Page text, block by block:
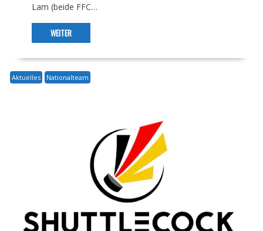
Lam (beide FFC…
WEITER
Aktuelles Nationalteam